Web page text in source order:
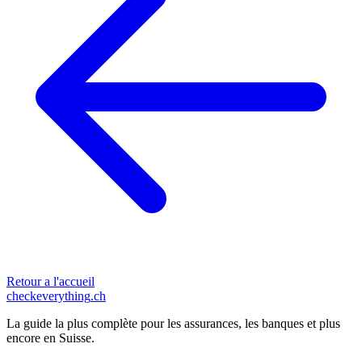
Retour a l'accueil
checkeverything.ch
La guide la plus complète pour les assurances, les banques et plus
encore en Suisse.